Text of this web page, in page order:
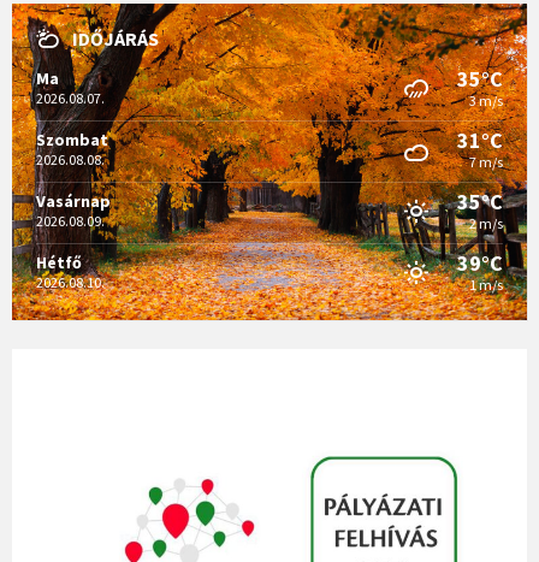
IDŐJÁRÁS
Ma
2026.08.07.
35°C
3 m/s
Szombat
2026.08.08.
31°C
7 m/s
Vasárnap
2026.08.09.
35°C
2 m/s
Hétfő
2026.08.10.
39°C
1 m/s